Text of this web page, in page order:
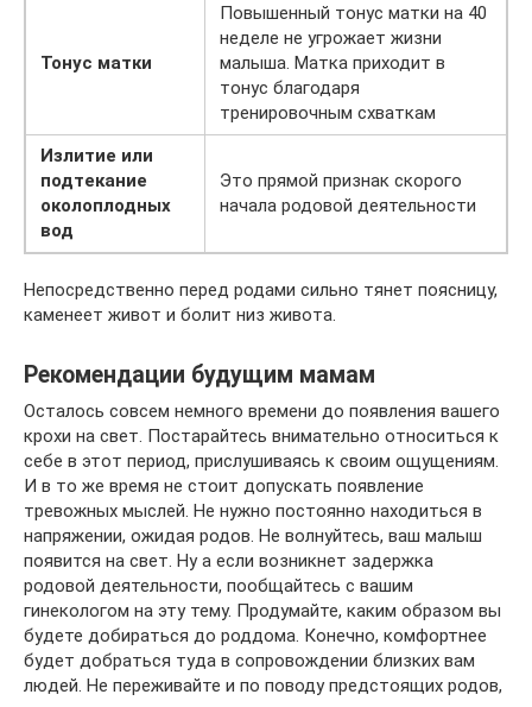
Тонус матки
Повышенный тонус матки на 40
неделе не угрожает жизни
малыша. Матка приходит в
тонус благодаря
тренировочным схваткам
Излитие или
подтекание
околоплодных
вод
Это прямой признак скорого
начала родовой деятельности
Непосредственно перед родами сильно тянет поясницу,
каменеет живот и болит низ живота.
Рекомендации будущим мамам
Осталось совсем немного времени до появления вашего
крохи на свет. Постарайтесь внимательно относиться к
себе в этот период, прислушиваясь к своим ощущениям.
И в то же время не стоит допускать появление
тревожных мыслей. Не нужно постоянно находиться в
напряжении, ожидая родов. Не волнуйтесь, ваш малыш
появится на свет. Ну а если возникнет задержка
родовой деятельности, пообщайтесь с вашим
гинекологом на эту тему. Продумайте, каким образом вы
будете добираться до роддома. Конечно, комфортнее
будет добраться туда в сопровождении близких вам
людей. Не переживайте и по поводу предстоящих родов,